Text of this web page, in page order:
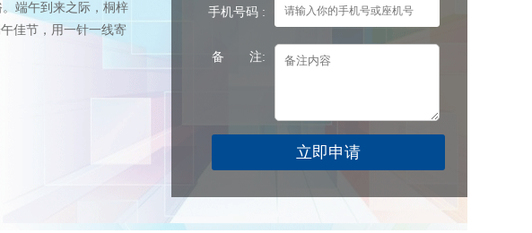
端午到来之际，桐梓
佳节，用一针一线寄
手机号码 :
备 注: